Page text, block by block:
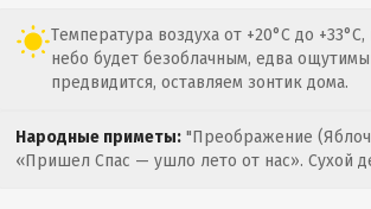
Температура воздуха от +20°C до
небо будет безоблачным, едва
предвидится, оставляем зонтик дома.
Народные приметы: "Преображение
«Пришел Спас — ушло лето от нас». Сухой